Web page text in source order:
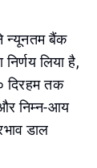
न्यूनतम बैंक
लिया है,
दिरहम तक
और निम्न-आय
डाल